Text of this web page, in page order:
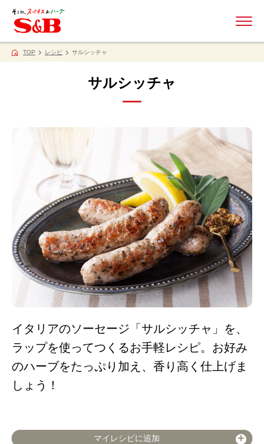
TOP レシピ サルシッチャ
サルシッチャ
イタリアのソーセージ「サルシッチャ」を、
ラップを使ってつくるお手軽レシピ。お好み
のハーブをたっぷり加え、香り高く仕上げま
しょう！
マイレシピに追加